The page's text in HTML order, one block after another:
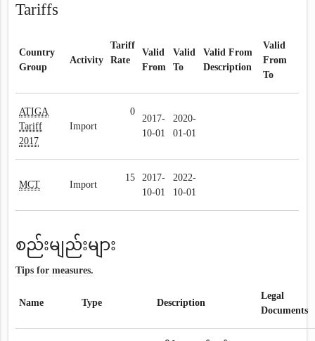
Tariffs
Country
Group
Activity
Tariff
Rate
Valid
From
Valid
To
Valid From
Description
Valid
From
To
ATIGA
Tariff
2017
Import
0
2017-
10-01
2020-
01-01
MCT Import
15
2017-
10-01
2022-
10-01
စည်းမျည်းများ
Tips for measures.
Name Type Description
Legal
Documents